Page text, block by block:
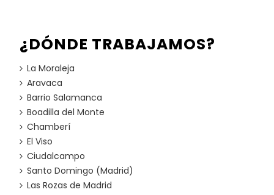
¿DÓNDE TRABAJAMOS?
La Moraleja
Aravaca
Barrio Salamanca
Boadilla del Monte
Chamberí
El Viso
Ciudalcampo
Santo Domingo (Madrid)
Las Rozas de Madrid